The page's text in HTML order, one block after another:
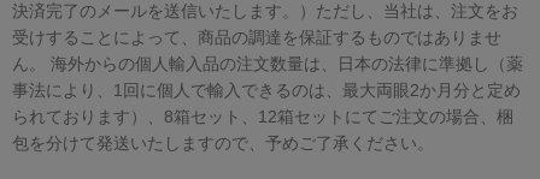
決済完了のメールを送信いたします。）ただし、当社は、注文をお
受けすることによって、商品の調達を保証するものではありませ
ん。 海外からの個人輸入品の注文数量は、日本の法律に準拠し（薬
事法により、1回に個人で輸入できるのは、最大両眼2か月分と定め
られております）、8箱セット、12箱セットにてご注文の場合、梱
包を分けて発送いたしますので、予めご了承ください。